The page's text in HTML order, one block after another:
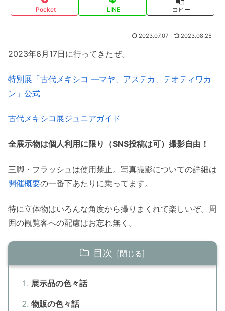
Pocket LINE コピー
2023.07.07 2023.08.25
2023年6月17日に行ってきたぜ。
特別展「古代メキシコ ―マヤ、アステカ、テオティワカ
ン」公式
古代メキシコ展ジュニアガイド
全展示物は個人利用に限り（SNS投稿は可）撮影自由！
三脚・フラッシュは使用禁止。写真撮影についての詳細は
開催概要の一番下あたりに乗ってます。
特に立体物はいろんな角度から撮りまくれて楽しいぞ。周
囲の観覧客への配慮はお忘れ無く。
目次
展示品の色々話
物販の色々話